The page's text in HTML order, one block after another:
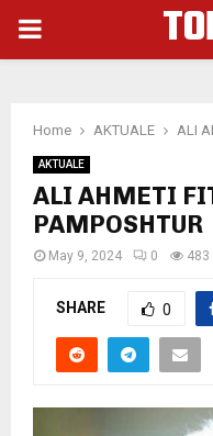
PRIMARY
Home AKTUALE ALI
AKTUALE
ALI AHMETI
PAMPOSHTUR
May 9, 2024 0 483
SHARE 0